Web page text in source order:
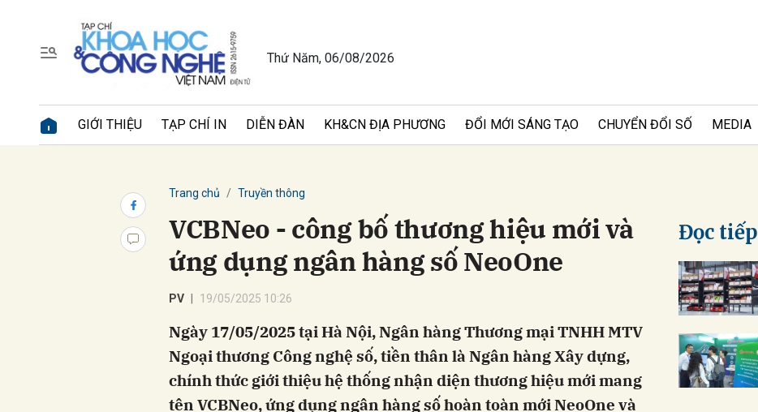
Thứ Năm, 06/08/2026
GIỚI THIỆU TẠP CHÍ IN DIỄN ĐÀN KH&CN ĐỊA PHƯƠNG ĐỔI MỚI SÁNG TẠO CHUYỂN ĐỔI SỐ MEDIA
Trang chủ Truyền thông
VCBNeo - công bố thương hiệu mới và
ứng dụng ngân hàng số NeoOne
PV 19/05/2025 10:26
Ngày 17/05/2025 tại Hà Nội, Ngân hàng Thương mại TNHH MTV
Ngoại thương Công nghệ số, tiền thân là Ngân hàng Xây dựng,
chính thức giới thiệu hệ thống nhận diện thương hiệu mới mang
tên VCBNeo, ứng dụng ngân hàng số hoàn toàn mới NeoOne và
Đọc tiếp
Gửi